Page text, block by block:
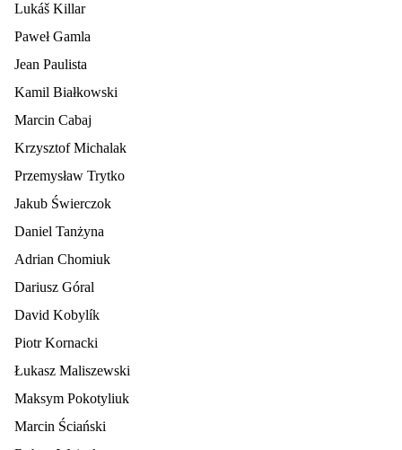
Lukáš Killar
Paweł Gamla
Jean Paulista
Kamil Białkowski
Marcin Cabaj
Krzysztof Michalak
Przemysław Trytko
Jakub Świerczok
Daniel Tanżyna
Adrian Chomiuk
Dariusz Góral
David Kobylík
Piotr Kornacki
Łukasz Maliszewski
Maksym Pokotyliuk
Marcin Ściański